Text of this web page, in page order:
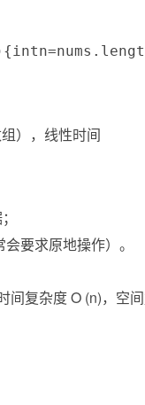
{intn=nums .
），线性时间
要求原地操作）。
复杂度 O (n)，空